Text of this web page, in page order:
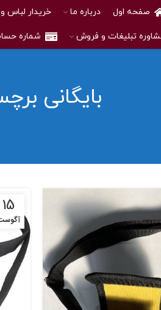
صفحه اول درباره ما خریدار لباس
تبلیغات و فروش شماره
بایگانی
15